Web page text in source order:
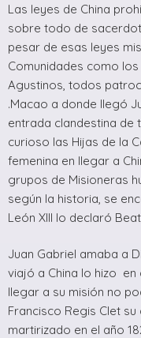
Las leyes de China
sobre todo de
pesar de esas leyes
Comunidades como
Agustinos, todos
.Macao a donde llegó
entrada clandestina
curioso las Hijas de la
femenina en llegar a
grupos de Misioneras
según la historia, se
León XIII lo declaró
Juan Gabriel amaba a
viajó a China lo hizo
llegar a su misión no
Francisco Regis Clet
martirizado en el año